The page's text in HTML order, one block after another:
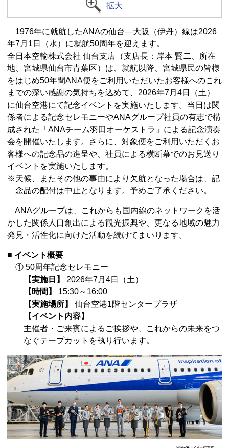
拡大
1976年に就航したANAの仙台―大阪（伊丹）線は2026
年7月1日（水）に就航50周年を迎えます。
全日本空輸株式会社 仙台支店（支店長：岸本 賢二、所在
地、宮城県仙台市青葉区）は、就航以降、宮城県民の皆様
をはじめ50年間ANA便をご利用いただいたお客様へのこれ
までの深い感謝の気持ちを込めて、2026年7月4日（土）
に仙台空港にて記念イベントを実施いたします。当日は関
係者による記念セレモニーやANAグループ社員の有志で構
成された「ANAチーム羽田オーケストラ」による記念演奏
会を開催いたします。さらに、対象便をご利用いただくお
客様への記念品の進呈や、社員による横断幕でのお見送り
イベントを実施いたします。
※天候、またその他の事由により欠航となった場合は、記
念品の配付は中止となります。予めご了承ください。
ANAグループは、これからも国内線のネットワークを活
かした関係人口創出による観光振興や、更なる地域の魅力
発見・活性化に向けた活動を続けてまいります。
■ イベント概要
① 50周年記念セレモニー
【実施日】
2026年7月4日（土）
【時間】
15:30～16:00
【実施場所】
仙台空港1階センタープラザ
【イベント内容】
主催者・ご来賓によるご挨拶や、これからの未来をつ
なぐテープカットを執り行います。